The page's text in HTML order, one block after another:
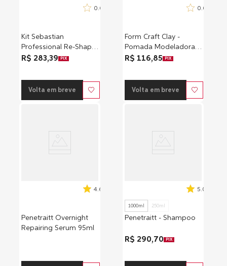
0.0
Kit Sebastian
Professional Re-Shaper
+ Trilliant + Texture
R$ 283,39 PIX
Volta em breve
0.0
Form Craft Clay -
Pomada Modeladora
52ml
R$ 116,85 PIX
Volta em breve
4.6
Penetraitt Overnight
Repairing Serum 95ml
5.0
1000ml 250ml
Penetraitt - Shampoo
R$ 290,70 PIX